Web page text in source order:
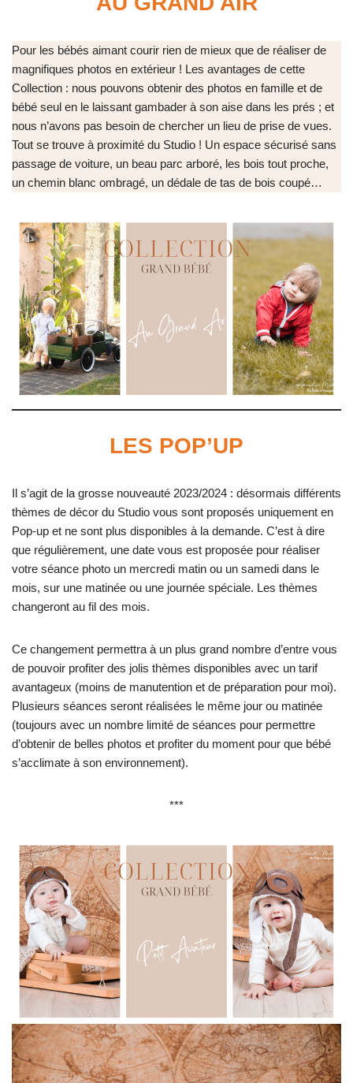
Pour les bébés aimant courir rien de mieux que de réaliser de
magnifiques photos en extérieur ! Les avantages de cette
Collection : nous pouvons obtenir des photos en famille et de
bébé seul en le laissant gambader à son aise dans les prés ; et
nous n’avons pas besoin de chercher un lieu de prise de vues.
Tout se trouve à proximité du Studio ! Un espace sécurisé sans
passage de voiture, un beau parc arboré, les bois tout proche,
un chemin blanc ombragé, un dédale de tas de bois coupé…
LES POP’UP
Il s’agit de la grosse nouveauté 2023/2024 : désormais différents
thèmes de décor du Studio vous sont proposés uniquement en
Pop-up et ne sont plus disponibles à la demande. C’est à dire
que régulièrement, une date vous est proposée pour réaliser
votre séance photo un mercredi matin ou un samedi dans le
mois, sur une matinée ou une journée spéciale. Les thèmes
changeront au fil des mois.
Ce changement permettra à un plus grand nombre d’entre vous
de pouvoir profiter des jolis thèmes disponibles avec un tarif
avantageux (moins de manutention et de préparation pour moi).
Plusieurs séances seront réalisées le même jour ou matinée
(toujours avec un nombre limité de séances pour permettre
d’obtenir de belles photos et profiter du moment pour que bébé
s’acclimate à son environnement).
***